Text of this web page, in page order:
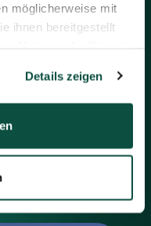
möglicherweise mit
ihnen bereitgestellt
Details zeigen